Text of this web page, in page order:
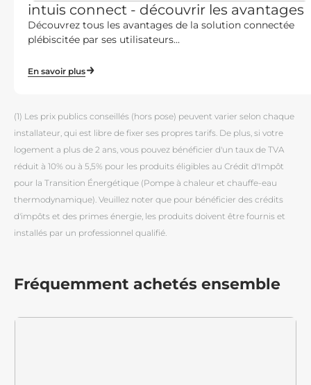
intuis connect - découvrir les avantages
Découvrez tous les avantages de la solution connectée
plébiscitée par ses utilisateurs...
En savoir plus
(1) Les prix publics conseillés (hors pose) peuvent varier selon chaque
installateur, qui est libre de fixer ses propres tarifs. De plus, si votre
logement a plus de 2 ans, vous pouvez bénéficier d'un taux de TVA
réduit à 10% ou à 5,5% pour les produits éligibles au Crédit d'Impôt
pour la Transition Énergétique (Pompe à chaleur et chauffe-eau
thermodynamique). Veuillez noter que pour bénéficier des crédits
d'impôts et des primes énergie, les produits doivent être fournis et
installés par un professionnel qualifié.
Fréquemment achetés ensemble